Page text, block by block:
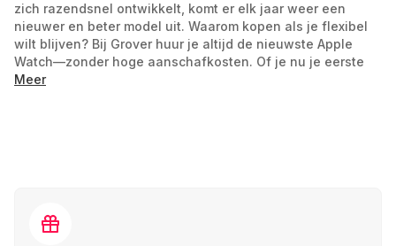
zich razendsnel ontwikkelt, komt er elk jaar weer een
nieuwer en beter model uit. Waarom kopen als je flexibel
wilt blijven? Bij Grover huur je altijd de nieuwste Apple
Watch—zonder hoge aanschafkosten. Of je nu je eerste
stappen zet in de wereld van smartwatches of altijd het
Watch huren bij Grover:
Meer